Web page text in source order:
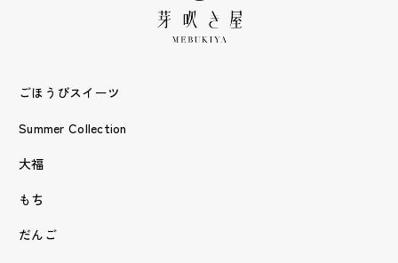
ごほうびスイーツ
Summer Collection
大福
もち
だんご